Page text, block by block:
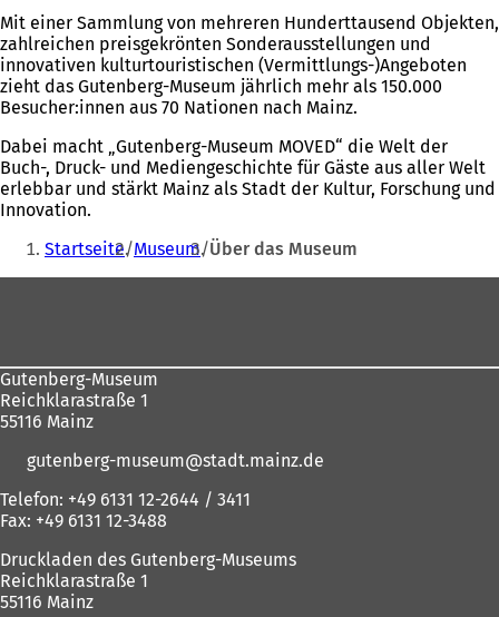
Mit einer Sammlung von mehreren Hunderttausend Objekten,
zahlreichen preisgekrönten Sonderausstellungen und
innovativen kulturtouristischen (Vermittlungs-)Angeboten
zieht das Gutenberg-Museum jährlich mehr als 150.000
Besucher:innen aus 70 Nationen nach Mainz.
Dabei macht „Gutenberg-Museum MOVED“ die Welt der
Buch-, Druck- und Mediengeschichte für Gäste aus aller Welt
erlebbar und stärkt Mainz als Stadt der Kultur, Forschung und
Innovation.
Sie
befinden
Startseite Museum Über das Museum
Gutenberg-Museum
Reichklarastraße 1
55116 Mainz
gutenberg-museum
stadt.mainz de
Telefon: +49 6131 12-2644 / 3411
Fax: +49 6131 12-3488
Druckladen des Gutenberg-Museums
Reichklarastraße 1
55116 Mainz